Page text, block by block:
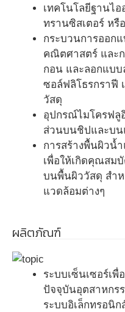
เทคโนโลยีฐานไ
ทรานซิสเตอร์ หรื
กระบวนการออก
คณิตศาสตร์ และ
กอน และลอกแบ
ซอล์ฟลิโธรกราฟี
วัสดุ
อุปกรณ์ไมโครฟลู
ส่วนบนชิปและบ
การสร้างพื้นผิวน้
เพื่อให้เกิดคุณสม
บนพื้นผิววัสดุ สำห
แวดล้อมต่างๆ
ผลิตภัณฑ์
ระบบเซ็นเซอร์เพื่
ปัจจุบันอุตสาหกร
ระบบอิเล็กทรอนิ